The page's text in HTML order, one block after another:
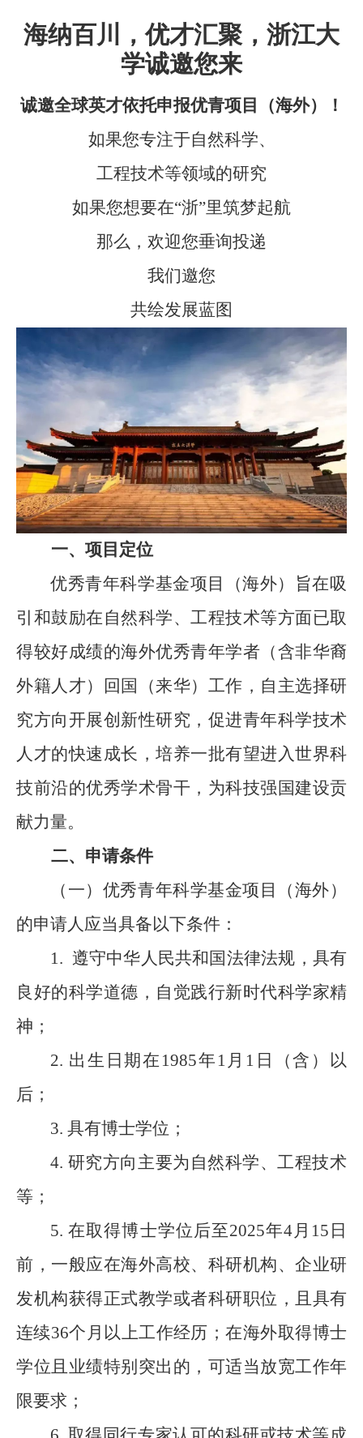
海纳百川，优才汇聚，浙江大
学诚邀您来
诚邀全球英才依托申报优青项目（海外）！
如果您专注于自然科学、
工程技术等领域的研究
如果您想要在“浙”里筑梦起航
那么，欢迎您垂询投递
我们邀您
共绘发展蓝图
一、项目定位
优秀青年科学基金项目（海外）旨在吸
引和鼓励在自然科学、工程技术等方面已取
得较好成绩的海外优秀青年学者（含非华裔
外籍人才）回国（来华）工作，自主选择研
究方向开展创新性研究，促进青年科学技术
人才的快速成长，培养一批有望进入世界科
技前沿的优秀学术骨干，为科技强国建设贡
献力量。
二、申请条件
（一）优秀青年科学基金项目（海外）
的申请人应当具备以下条件：
1. 遵守中华人民共和国法律法规，具有
良好的科学道德，自觉践行新时代科学家精
神；
2. 出生日期在 1985年 1 月 1 日（含）以
后；
3.具有博士学位；
4. 研究方向主要为自然科学、工程技术
等；
5.在取得博士学位后至2025年4月 15 日
前，一般应在海外高校、科研机构、企业研
发机构获得正式教学或者科研职位，且具有
连续36个月以上工作经历；在海外取得博士
学位且业绩特别突出的，可适当放宽工作年
限要求；